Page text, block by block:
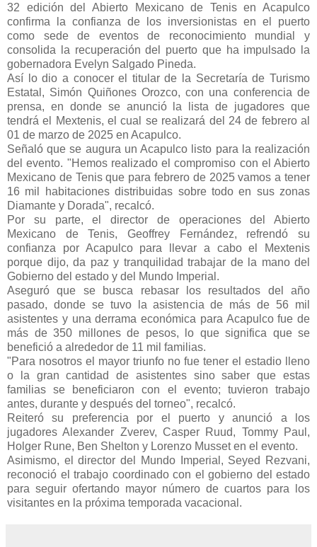
32 edición del Abierto Mexicano de Tenis en Acapulco
confirma la confianza de los inversionistas en el puerto
como sede de eventos de reconocimiento mundial y
consolida la recuperación del puerto que ha impulsado la
gobernadora Evelyn Salgado Pineda.
Así lo dio a conocer el titular de la Secretaría de Turismo
Estatal, Simón Quiñones Orozco, con una conferencia de
prensa, en donde se anunció la lista de jugadores que
tendrá el Mextenis, el cual se realizará del 24 de febrero al
01 de marzo de 2025 en Acapulco.
Señaló que se augura un Acapulco listo para la realización
del evento. "Hemos realizado el compromiso con el Abierto
Mexicano de Tenis que para febrero de 2025 vamos a tener
16 mil habitaciones distribuidas sobre todo en sus zonas
Diamante y Dorada", recalcó.
Por su parte, el director de operaciones del Abierto
Mexicano de Tenis, Geoffrey Fernández, refrendó su
confianza por Acapulco para llevar a cabo el Mextenis
porque dijo, da paz y tranquilidad trabajar de la mano del
Gobierno del estado y del Mundo Imperial.
Aseguró que se busca rebasar los resultados del año
pasado, donde se tuvo la asistencia de más de 56 mil
asistentes y una derrama económica para Acapulco fue de
más de 350 millones de pesos, lo que significa que se
benefició a alrededor de 11 mil familias.
"Para nosotros el mayor triunfo no fue tener el estadio lleno
o la gran cantidad de asistentes sino saber que estas
familias se beneficiaron con el evento; tuvieron trabajo
antes, durante y después del torneo", recalcó.
Reiteró su preferencia por el puerto y anunció a los
jugadores Alexander Zverev, Casper Ruud, Tommy Paul,
Holger Rune, Ben Shelton y Lorenzo Musset en el evento.
Asimismo, el director del Mundo Imperial, Seyed Rezvani,
reconoció el trabajo coordinado con el gobierno del estado
para seguir ofertando mayor número de cuartos para los
visitantes en la próxima temporada vacacional.